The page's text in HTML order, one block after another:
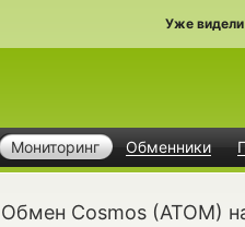
Уже
Мониторинг Обменники
Обмен Cosmos (ATOM)